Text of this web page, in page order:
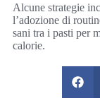
Alcune strategie
l’adozione di
sani tra i pasti per
calorie.